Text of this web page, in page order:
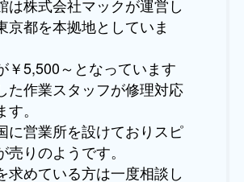
は株式会社マックが運営し
京都を本拠地としていま
￥5,500～となっています
た作業スタッフが修理対応
。
に営業所を設けておりスピ
売りのようです。
求めている方は一度相談し